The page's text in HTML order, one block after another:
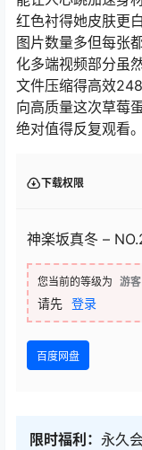
红色衬得她皮肤更
图片数量多但每张
化多端视频部分虽
文件压缩得高效
向高质量这次草莓
绝对值得反复观看。
下载权限
神楽坂真冬 –
您当前的等级为 游客
请先 登录
百度网盘
限时福利： 永久